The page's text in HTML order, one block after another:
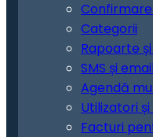
Categorii
Rapoarte
SMS și
Agendă
Utilizatori
Facturi